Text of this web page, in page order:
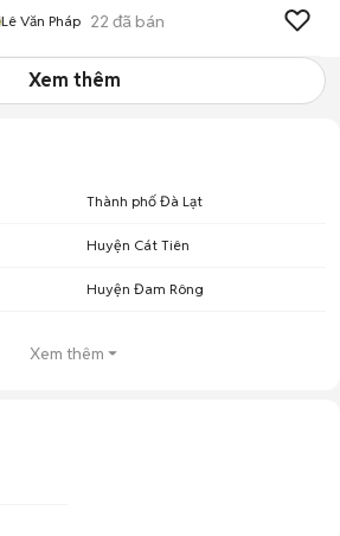
Lê Văn Pháp 22 đã bán
Xem thêm
Thành phố Đà Lạt
Huyện Cát Tiên
Huyện Đam Rông
Xem thêm